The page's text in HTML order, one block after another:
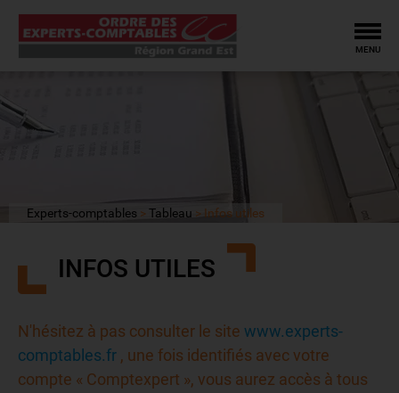
MENU
Experts-comptables Tableau Infos utiles
INFOS UTILES
N'hésitez à pas consulter le site www.experts-
comptables.fr , une fois identifiés avec votre
compte « Comptexpert », vous aurez accès à tous